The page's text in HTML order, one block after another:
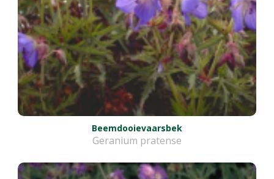
Beemdooievaarsbek
Geranium pratense